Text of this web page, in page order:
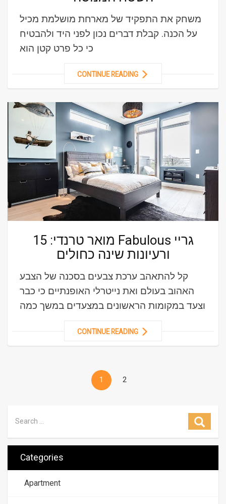
משחק את התפקיד של מארחת מושלמת מכיל
על הכנה. קבלת דברים נכון לפני היד ולהבטיח
כי כל פרט קטן הוא
CONTINUE READING
מואר טרנדי: 15 Fabulous גריי
ורעיונות שינה כחולים
קל להתאהב ערכת צבעים בסכנה של הצבע
האהוב בעולם ואת נייטרלי האופנתיים כי כבר
וצעד במקומות הראשונים במצעדים במשך כמה
CONTINUE READING
1 2
Search for:
Categories
Apartment